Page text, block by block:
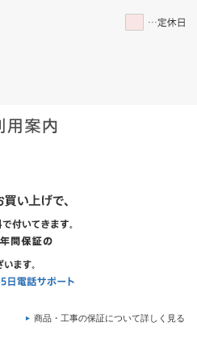
商品・工事の保証について詳しく見る